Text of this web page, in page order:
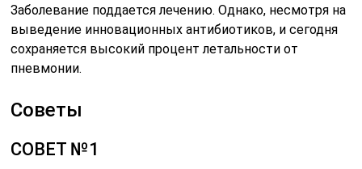
Заболевание поддается лечению. Однако, несмотря на
выведение инновационных антибиотиков, и сегодня
сохраняется высокий процент летальности от
пневмонии.
Советы
СОВЕТ №1